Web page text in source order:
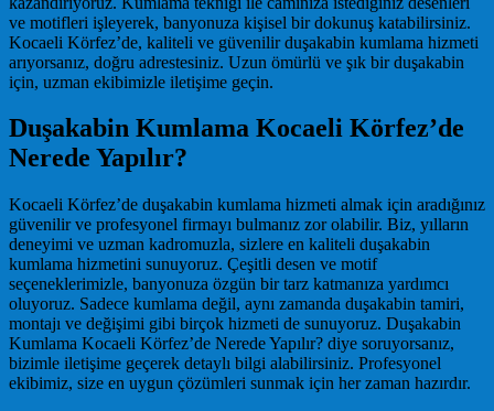
ve motifleri işleyerek, banyonuza kişisel bir dokunuş katabilirsiniz.
Kocaeli Körfez’de, kaliteli ve güvenilir duşakabin kumlama hizmeti
arıyorsanız, doğru adrestesiniz. Uzun ömürlü ve şık bir duşakabin
için, uzman ekibimizle iletişime geçin.
Duşakabin Kumlama Kocaeli Körfez’de
Nerede Yapılır?
Kocaeli Körfez’de duşakabin kumlama hizmeti almak için aradığınız
güvenilir ve profesyonel firmayı bulmanız zor olabilir. Biz, yılların
deneyimi ve uzman kadromuzla, sizlere en kaliteli duşakabin
kumlama hizmetini sunuyoruz. Çeşitli desen ve motif
seçeneklerimizle, banyonuza özgün bir tarz katmanıza yardımcı
oluyoruz. Sadece kumlama değil, aynı zamanda duşakabin tamiri,
montajı ve değişimi gibi birçok hizmeti de sunuyoruz. Duşakabin
Kumlama Kocaeli Körfez’de Nerede Yapılır? diye soruyorsanız,
bizimle iletişime geçerek detaylı bilgi alabilirsiniz. Profesyonel
ekibimiz, size en uygun çözümleri sunmak için her zaman hazırdır.